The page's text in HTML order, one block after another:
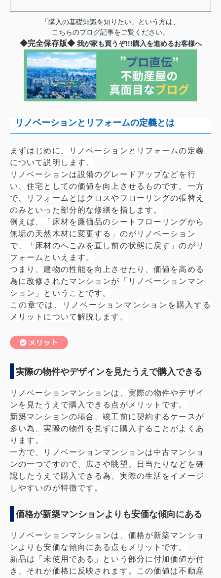
「購入の基礎知識を知りたい」という方は、
こちらのブログ記事をご覧ください。
◆完全保存版◆ 我が家も買うぞ!!!購入を進めるお客様へ
リノベーションとリフォームの定義とは
まずはじめに、リノベーションとリフォームの定義
について説明します。
リノベーションは設備のグレードアップなどを行
い、住宅としての価値を向上させるものです。一方
で、リフォームとはクロスやフローリングの張替え
のみといった部分的な修繕を指します。
例えば、「床材を廉価品のシートフローリングから
無垢の天然木材に変更する」のがリノベーション
で、「床材のへこみを直し前の状態に戻す」のがリ
フォームといえます。
つまり、建物の性能を向上させたり、価値を高める
為に改修されたマンションが「リノベーションマン
ション」ということです。
この章では、リノベーションマンションを購入する
メリットについて解説します。
実際の物件やデザインを見たうえで購入できる
リノベーションマンションは、実際の物件やデザイ
ンを見たうえで購入できる点がメリットです。
新築マンションの場合、竣工前に契約するケースが
多い為、実際の物件を見ずに購入することがよくあ
ります。
一方で、リノベーションマンションは中古マンショ
ンの一つですので、広さや眺望、日当たりなどを確
認したうえで購入できる為、実際の生活をイメージ
しやすいのが特徴です。
価格が新築マンションよりも安価な傾向にある
リノベーションマンションは、価格が新築マンショ
ンよりも安価な傾向にある点もメリットです。
新品は「未使用である」という部分に付加価値が付
き、それが価格に反映されます。この価値は不動産